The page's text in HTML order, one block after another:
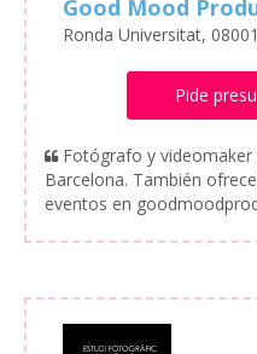
Good Mood
Ronda Universitat,
Pide
Fotógrafo y
Barcelona. También
eventos en